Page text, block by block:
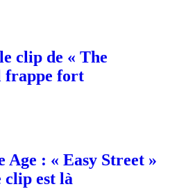
clip de « The
frappe fort
Age : « Easy Street »
clip est là